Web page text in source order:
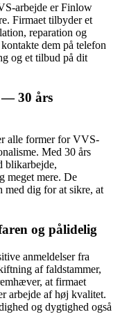
arbejde er Finlow
Firmaet tilbyder et
reparation og
dem på telefon
og et tilbud på dit
— 30 års
alle former for VVS-
Med 30 års
blikarbejde,
meget mere. De
med dig for at sikre, at
og pålidelig
anmeldelser fra
af faldstammer,
at firmaet
arbejde af høj kvalitet.
og dygtighed også